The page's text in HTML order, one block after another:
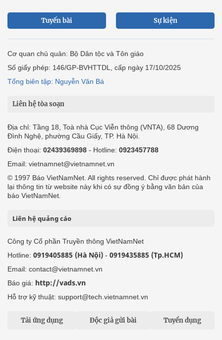
Tuyến bài Sự kiện
Cơ quan chủ quản: Bộ Dân tộc và Tôn giáo
Số giấy phép: 146/GP-BVHTTDL, cấp ngày 17/10/2025
Tổng biên tập: Nguyễn Văn Bá
Liên hệ tòa soạn
Địa chỉ: Tầng 18, Toà nhà Cục Viễn thông (VNTA), 68 Dương
Đình Nghệ, phường Cầu Giấy, TP. Hà Nội.
Điện thoại: 02439369898 - Hotline: 0923457788
Email: vietnamnet@vietnamnet.vn
© 1997 Báo VietNamNet. All rights reserved. Chỉ được phát hành
lại thông tin từ website này khi có sự đồng ý bằng văn bản của
báo VietNamNet.
Liên hệ quảng cáo
Công ty Cổ phần Truyền thông VietNamNet
Hotline: 0919405885 (Hà Nội) - 0919435885 (Tp.HCM)
Email: contact@vietnamnet.vn
Báo giá: http://vads.vn
Hỗ trợ kỹ thuật: support@tech.vietnamnet.vn
Tải ứng dụng Độc giả gửi bài Tuyển dụng